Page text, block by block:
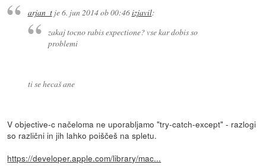
arjan_tje6. jun 2014 ob 00:46izjavil:
zakaj tocno rabis expectione? vse kar dobis so
problemi
ti se hecaš ane
V objective-c načeloma ne uporabljamo "try-catch-except" - razlogi
so različni in jih lahko poiščeš na spletu.
https://developer.apple.com/library/mac...